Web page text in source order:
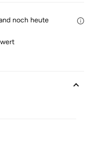
noch heute